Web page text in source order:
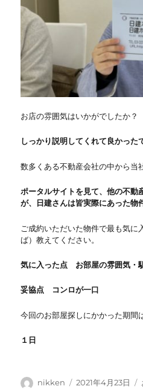
お店の雰囲気はいかがでしたか？
しっかり説明してくれて良かった
数多くある不動産会社の中から当
ポータルサイトを見て、他の不動
が、日建さんは皆実際にあった物
ご成約いただいた物件で最も気に
ば）教えてください。
気に入った点 お部屋の雰囲気・
妥協点 コンロが一口
今回のお部屋探しにかかった期間
１日
投
nikken
投
2021年4月23日